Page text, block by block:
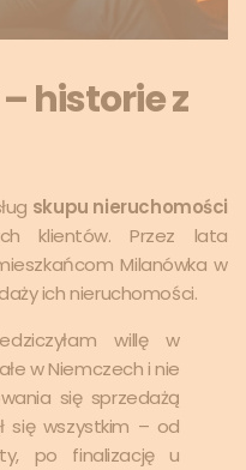
historie z
skupu nieruchomości
klientów. Przez lata
Milanówka w
ich nieruchomości.
willę w
w Niemczech i nie
się sprzedażą
się wszystkim – od
po finalizację u